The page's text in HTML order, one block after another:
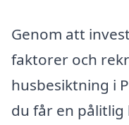
Genom att
faktorer och
husbesiktning i
du får en pålitlig